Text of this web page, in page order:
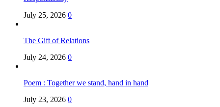
July 25, 2026 0
The Gift of Relations
July 24, 2026 0
Poem : Together we stand, hand in hand
July 23, 2026 0